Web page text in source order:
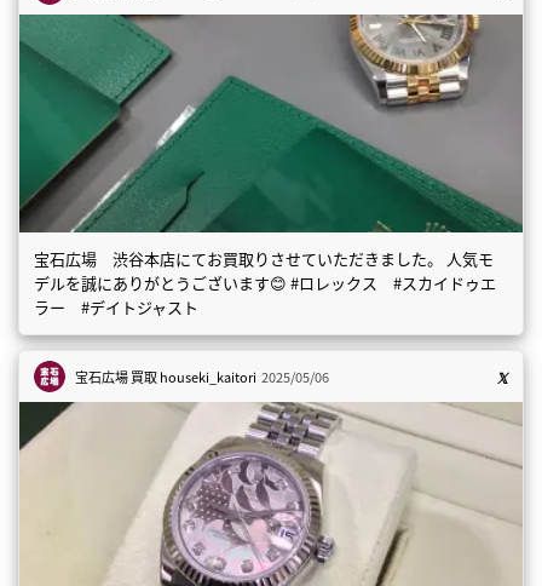
宝石広場 渋谷本店にてお買取りさせていただきました。 人気モ
デルを誠にありがとうございます😊 #ロレックス #スカイドゥエ
ラー #デイトジャスト
宝石広場 買取houseki_kaitori 2025/05/06